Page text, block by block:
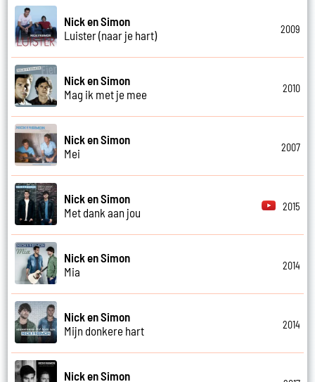
Nick en Simon
Luister (naar je hart)
2009
Nick en Simon
Mag ik met je mee
2010
Nick en Simon
Mei
2007
Nick en Simon
Met dank aan jou
2015
Nick en Simon
Mia
2014
Nick en Simon
Mijn donkere hart
2014
Nick en Simon